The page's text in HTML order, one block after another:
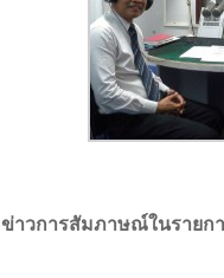
ข่าวการสัมภาษณ์ในรายก